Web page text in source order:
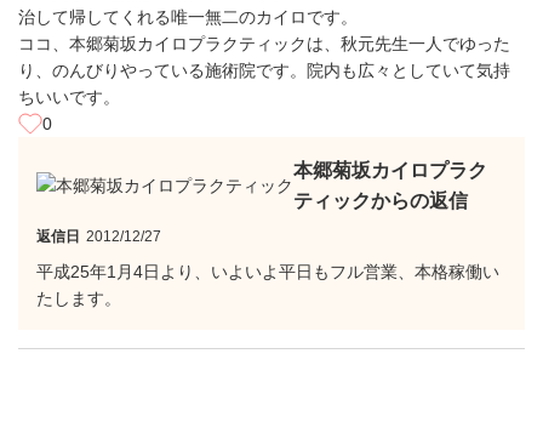
治して帰してくれる唯一無二のカイロです。
ココ、本郷菊坂カイロプラクティックは、秋元先生一人でゆった
り、のんびりやっている施術院です。院内も広々としていて気持
ちいいです。
0
本郷菊坂カイロプラク
ティックからの返信
返信日 2012/12/27
平成25年1月4日より、いよいよ平日もフル営業、本格稼働い
たします。